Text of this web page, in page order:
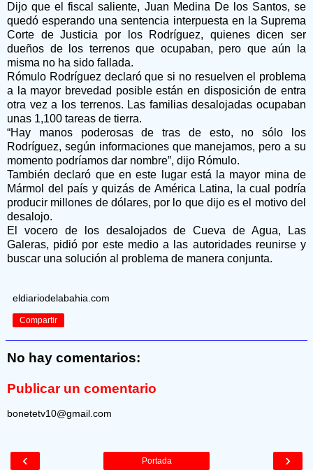
Dijo que el fiscal saliente, Juan Medina De los Santos, se
quedó esperando una sentencia interpuesta en la Suprema
Corte de Justicia por los Rodríguez, quienes dicen ser
dueños de los terrenos que ocupaban, pero que aún la
misma no ha sido fallada.
Rómulo Rodríguez declaró que si no resuelven el problema
a la mayor brevedad posible están en disposición de entra
otra vez a los terrenos. Las familias desalojadas ocupaban
unas 1,100 tareas de tierra.
“Hay manos poderosas de tras de esto, no sólo los
Rodríguez, según informaciones que manejamos, pero a su
momento podríamos dar nombre”, dijo Rómulo.
También declaró que en este lugar está la mayor mina de
Mármol del país y quizás de América Latina, la cual podría
producir millones de dólares, por lo que dijo es el motivo del
desalojo.
El vocero de los desalojados de Cueva de Agua, Las
Galeras, pidió por este medio a las autoridades reunirse y
buscar una solución al problema de manera conjunta.
eldiariodelabahia.com
Compartir
No hay comentarios:
Publicar un comentario
bonetetv10@gmail.com
‹ ›
Portada